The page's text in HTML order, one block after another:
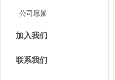
公司愿景
加入我们
联系我们